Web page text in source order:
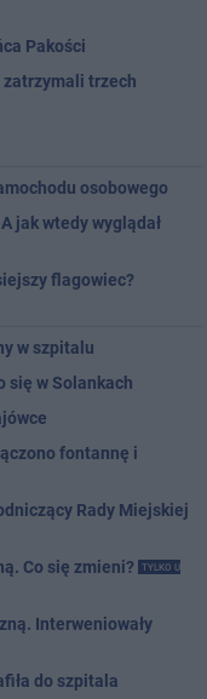
Pakości
zatrzymali trzech
osobowego
jak wtedy wyglądał
flagowiec?
w szpitalu
się w Solankach
fontannę i
Rady Miejskiej
Co się zmieni?
TYLKO U
Interweniowały
do szpitala